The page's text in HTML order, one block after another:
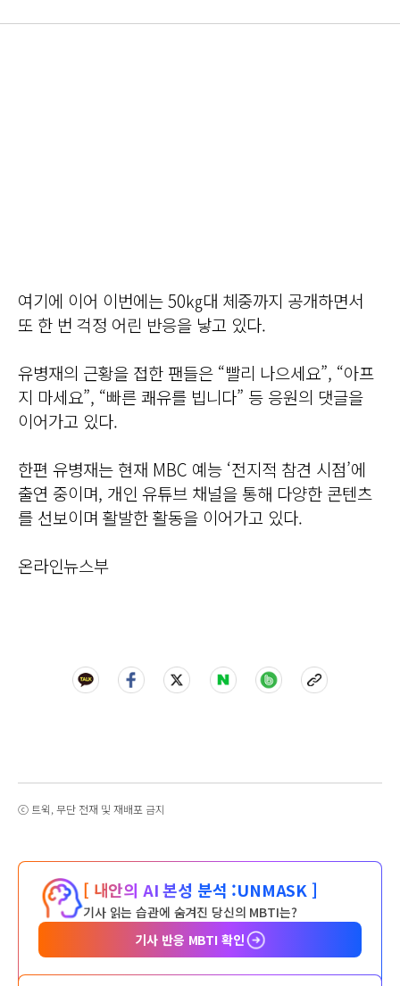
여기에 이어 이번에는 50㎏대 체중까지 공개하면서
또 한 번 걱정 어린 반응을 낳고 있다.
유병재의 근황을 접한 팬들은 “빨리 나으세요”, “아프
지 마세요”, “빠른 쾌유를 빕니다” 등 응원의 댓글을
이어가고 있다.
한편 유병재는 현재 MBC 예능 ‘전지적 참견 시점’에
출연 중이며, 개인 유튜브 채널을 통해 다양한 콘텐츠
를 선보이며 활발한 활동을 이어가고 있다.
온라인뉴스부
ⓒ 트윅, 무단 전재 및 재배포 금지
[ 내안의 AI 본성 분석 :UNMASK ]
기사 읽는 습관에 숨겨진 당신의 MBTI는?
기사 반응 MBTI 확인